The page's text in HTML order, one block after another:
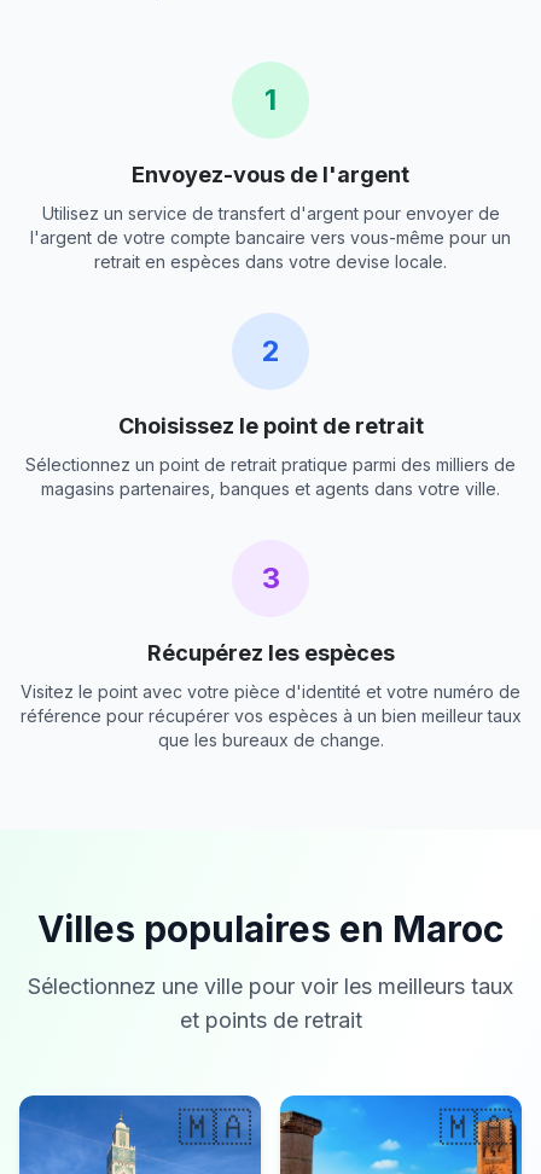
1
Envoyez-vous de l'argent
Utilisez un service de transfert d'argent pour envoyer de
l'argent de votre compte bancaire vers vous-même pour un
retrait en espèces dans votre devise locale.
2
Choisissez le point de retrait
Sélectionnez un point de retrait pratique parmi des milliers de
magasins partenaires, banques et agents dans votre ville.
3
Récupérez les espèces
Visitez le point avec votre pièce d'identité et votre numéro de
référence pour récupérer vos espèces à un bien meilleur taux
que les bureaux de change.
Villes populaires en Maroc
Sélectionnez une ville pour voir les meilleurs taux
et points de retrait
🇲🇦 🇲🇦